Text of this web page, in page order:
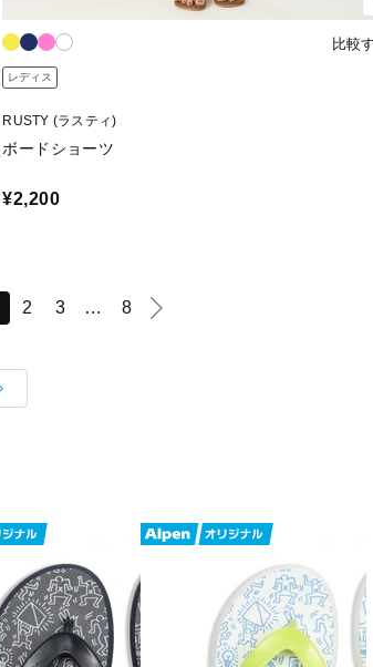
比較
レディス
RUSTY (ラスティ)
ボードショーツ
¥2,200
2 3 … 8